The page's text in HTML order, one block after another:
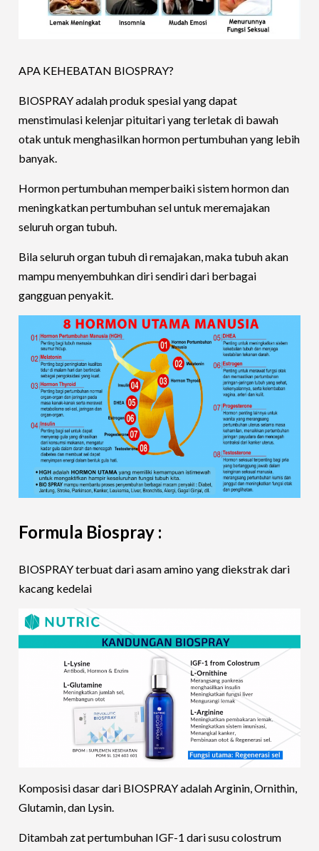
APA KEHEBATAN BIOSPRAY?
BIOSPRAY adalah produk spesial yang dapat
menstimulasi kelenjar pituitari yang terletak di bawah
otak untuk menghasilkan hormon pertumbuhan yang lebih
banyak.
Hormon pertumbuhan memperbaiki sistem hormon dan
meningkatkan pertumbuhan sel untuk meremajakan
seluruh organ tubuh.
Bila seluruh organ tubuh di remajakan, maka tubuh akan
mampu menyembuhkan diri sendiri dari berbagai
gangguan penyakit.
Formula Biospray :
BIOSPRAY terbuat dari asam amino yang diekstrak dari
kacang kedelai
Komposisi dasar dari BIOSPRAY adalah Arginin, Ornithin,
Glutamin, dan Lysin.
Ditambah zat pertumbuhan IGF-1 dari susu colostrum